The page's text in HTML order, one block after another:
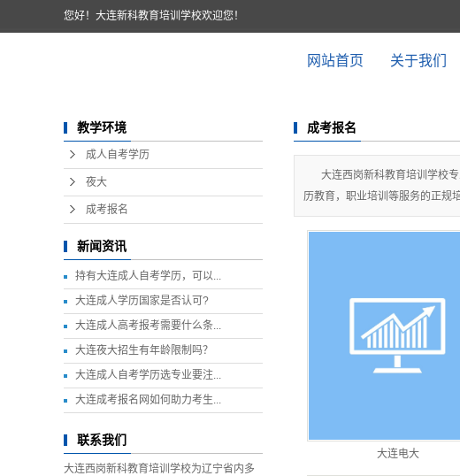
您好！大连新科教育培训学校欢迎您！
网站首页 关于我们
教学环境
成人自考学历
夜大
成考报名
新闻资讯
持有大连成人自考学历，可以...
大连成人学历国家是否认可?
大连成人高考报考需要什么条...
大连夜大招生有年龄限制吗？
大连成人自考学历选专业要注...
大连成考报名网如何助力考生...
联系我们
大连西岗新科教育培训学校为辽宁省内多
成考报名
大连西岗新科教育培训学校
历教育，职业培训等服务的正规
大连电大